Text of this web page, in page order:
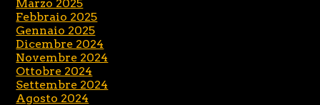
Marzo 2025
Febbraio 2025
Gennaio 2025
Dicembre 2024
Novembre 2024
Ottobre 2024
Settembre 2024
Agosto 2024